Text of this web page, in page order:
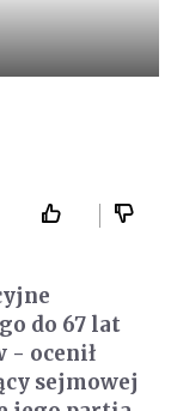
do 67 lat
- ocenił
sejmowej